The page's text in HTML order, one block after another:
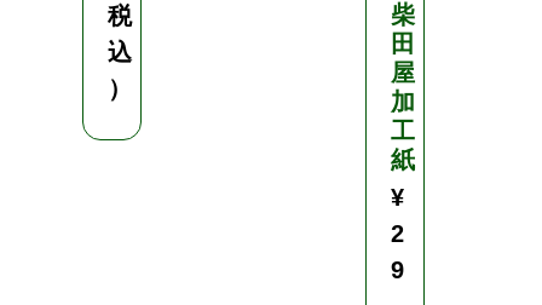
税
込
）
柴
田
屋
加
工
紙
¥
2
9